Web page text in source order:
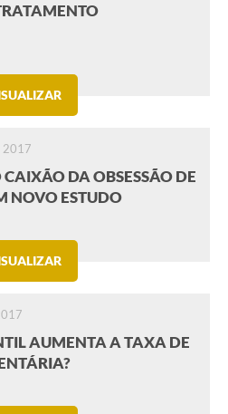
2017
DA OBSESSÃO DE
NOVO ESTUDO
AUMENTA A TAXA DE